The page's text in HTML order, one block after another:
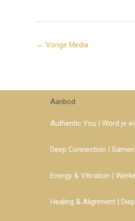
← Vorige Media
Aanbod
Authentic You | Word je
Deep Connection |
Energy & Vibration |
Healing & Alignment |